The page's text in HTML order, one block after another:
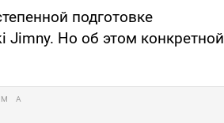
подготовке
Jimny. Но об этом конкретной